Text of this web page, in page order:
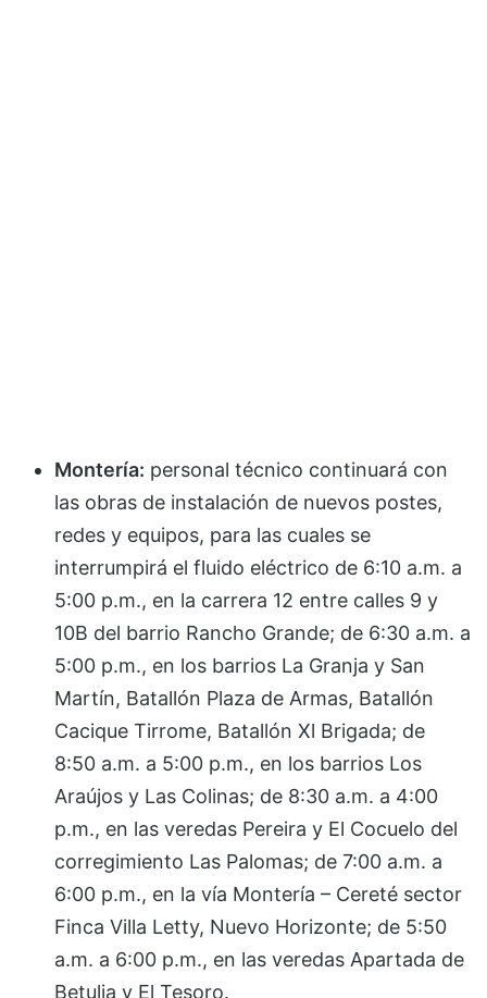
Montería: personal técnico continuará con
las obras de instalación de nuevos postes,
redes y equipos, para las cuales se
interrumpirá el fluido eléctrico de 6:10 a.m. a
5:00 p.m., en la carrera 12 entre calles 9 y
10B del barrio Rancho Grande; de 6:30 a.m. a
5:00 p.m., en los barrios La Granja y San
Martín, Batallón Plaza de Armas, Batallón
Cacique Tirrome, Batallón Xl Brigada; de
8:50 a.m. a 5:00 p.m., en los barrios Los
Araújos y Las Colinas; de 8:30 a.m. a 4:00
p.m., en las veredas Pereira y El Cocuelo del
corregimiento Las Palomas; de 7:00 a.m. a
6:00 p.m., en la vía Montería – Cereté sector
Finca Villa Letty, Nuevo Horizonte; de 5:50
a.m. a 6:00 p.m., en las veredas Apartada de
Betulia y El Tesoro.